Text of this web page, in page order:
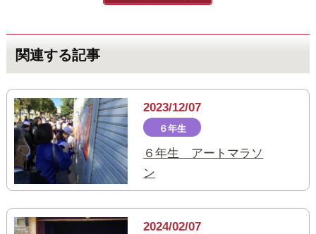
関連する記事
2023/12/07
６年生
６年生 アートマラソ
ン
2024/02/07